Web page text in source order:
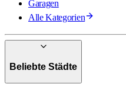
Garagen
Alle Kategorien
Beliebte Städte